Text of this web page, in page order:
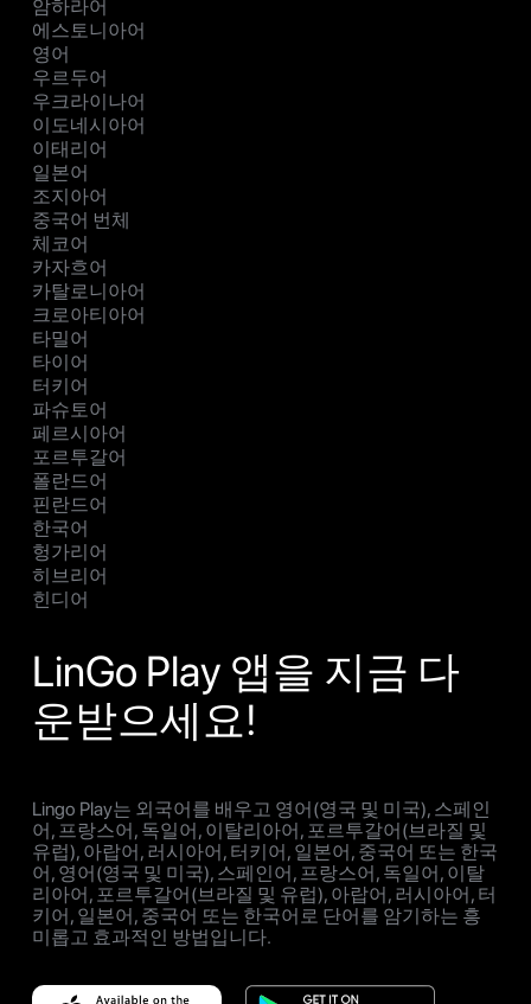
암하라어
에스토니아어
영어
우르두어
우크라이나어
이도네시아어
이태리어
일본어
조지아어
중국어 번체
체코어
카자흐어
카탈로니아어
크로아티아어
타밀어
타이어
터키어
파슈토어
페르시아어
포르투갈어
폴란드어
핀란드어
한국어
헝가리어
히브리어
힌디어
LinGo Play 앱을 지금 다
운받으세요!
Lingo Play는 외국어를 배우고 영어(영국 및 미국), 스페인
어, 프랑스어, 독일어, 이탈리아어, 포르투갈어(브라질 및
유럽), 아랍어, 러시아어, 터키어, 일본어, 중국어 또는 한국
어, 영어(영국 및 미국), 스페인어, 프랑스어, 독일어, 이탈
리아어, 포르투갈어(브라질 및 유럽), 아랍어, 러시아어, 터
키어, 일본어, 중국어 또는 한국어로 단어를 암기하는 흥
미롭고 효과적인 방법입니다.